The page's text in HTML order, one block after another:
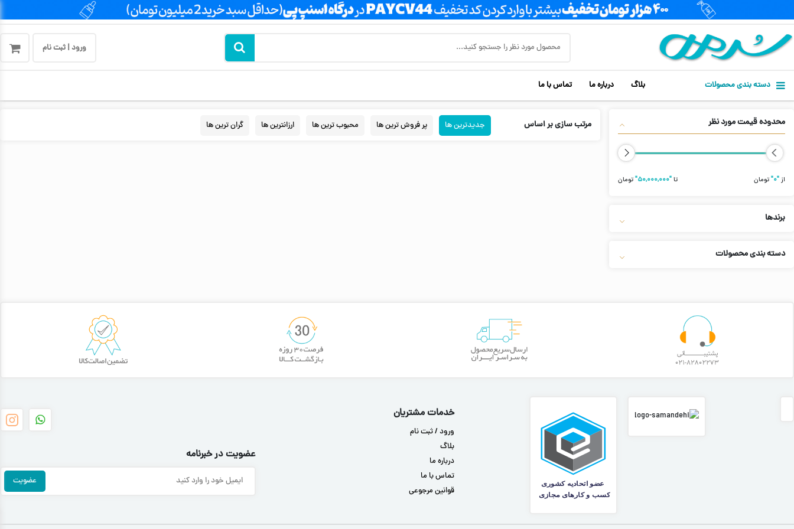
ورود | ثبت نام
دسته بندی محصولات بلاگ درباره ما تماس با ما
محدوده قیمت مورد نظر
از"۰" تومان تا"۵۰,۰۰۰,۰۰۰" تومان
برندها
دسته بندی محصولات
مرتب سازی بر اساس جدیدترین ها پر فروش ترین ها محبوب ترین ها ارزانترین ها گران ترین ها
خدمات مشتریان
ورود / ثبت نام
بلاگ
درباره ما
تماس با ما
قوانین مرجوعی
عضویت در خبرنامه